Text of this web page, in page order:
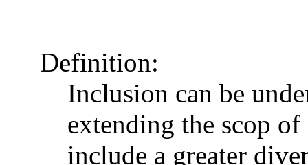
Definition:
Inclusion can be
extending the scop
include a greater